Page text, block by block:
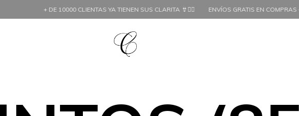
YA TIENEN SUS CLARITA 👙❤️‍🔥 ENVÍOS GRATIS EN COMPRAS +$69999 PROMOS